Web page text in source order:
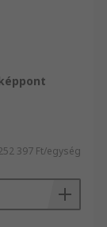
397 Ft/egység